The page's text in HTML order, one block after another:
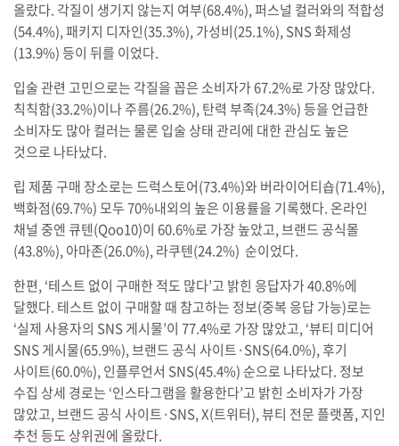
올랐다. 각질이 생기지 않는지 여부(68.4%), 퍼스널 컬러와의 적합성
(54.4%), 패키지 디자인(35.3%), 가성비(25.1%), SNS 화제성
(13.9%) 등이 뒤를 이었다.
입술 관련 고민으로는 각질을 꼽은 소비자가 67.2%로 가장 많았다.
칙칙함(33.2%)이나 주름(26.2%), 탄력 부족(24.3%) 등을 언급한
소비자도 많아 컬러는 물론 입술 상태 관리에 대한 관심도 높은
것으로 나타났다.
립 제품 구매 장소로는 드럭스토어(73.4%)와 버라이어티숍(71.4%),
백화점(69.7%) 모두 70%내외의 높은 이용률을 기록했다. 온라인
채널 중엔 큐텐(Qoo10)이 60.6%로 가장 높았고, 브랜드 공식몰
(43.8%), 아마존(26.0%), 라쿠텐(24.2%) 순이었다.
한편, ‘테스트 없이 구매한 적도 많다’고 밝힌 응답자가 40.8%에
달했다. 테스트 없이 구매할 때 참고하는 정보(중복 응답 가능)로는
‘실제 사용자의 SNS 게시물’이 77.4%로 가장 많았고, ‘뷰티 미디어
SNS 게시물(65.9%), 브랜드 공식 사이트·SNS(64.0%), 후기
사이트(60.0%), 인플루언서 SNS(45.4%) 순으로 나타났다. 정보
수집 상세 경로는 ‘인스타그램을 활용한다’고 밝힌 소비자가 가장
많았고, 브랜드 공식 사이트·SNS, X(트위터), 뷰티 전문 플랫폼, 지인
추천 등도 상위권에 올랐다.